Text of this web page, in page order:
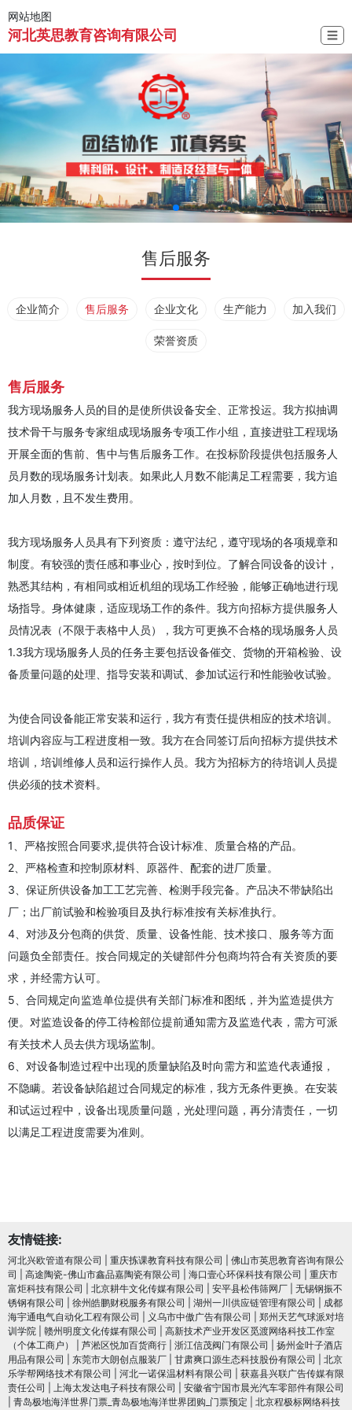
网站地图
河北英思教育咨询有限公司 ☰
售后服务
企业简介 售后服务 企业文化 生产能力 加入我们
荣誉资质
售后服务
我方现场服务人员的目的是使所供设备安全、正常投运。我方拟抽调
技术骨干与服务专家组成现场服务专项工作小组，直接进驻工程现场
开展全面的售前、售中与售后服务工作。在投标阶段提供包括服务人
员月数的现场服务计划表。如果此人月数不能满足工程需要，我方追
加人月数，且不发生费用。
我方现场服务人员具有下列资质：遵守法纪，遵守现场的各项规章和
制度。有较强的责任感和事业心，按时到位。了解合同设备的设计，
熟悉其结构，有相同或相近机组的现场工作经验，能够正确地进行现
场指导。身体健康，适应现场工作的条件。我方向招标方提供服务人
员情况表（不限于表格中人员），我方可更换不合格的现场服务人员
1.3我方现场服务人员的任务主要包括设备催交、货物的开箱检验、设
备质量问题的处理、指导安装和调试、参加试运行和性能验收试验。
为使合同设备能正常安装和运行，我方有责任提供相应的技术培训。
培训内容应与工程进度相一致。我方在合同签订后向招标方提供技术
培训，培训维修人员和运行操作人员。我方为招标方的待培训人员提
供必须的技术资料。
品质保证
1、严格按照合同要求,提供符合设计标准、质量合格的产品。
2、严格检查和控制原材料、原器件、配套的进厂质量。
3、保证所供设备加工工艺完善、检测手段完备。产品决不带缺陷出
厂；出厂前试验和检验项目及执行标准按有关标准执行。
4、对涉及分包商的供货、质量、设备性能、技术接口、服务等方面
问题负全部责任。按合同规定的关键部件分包商均符合有关资质的要
求，并经需方认可。
5、合同规定向监造单位提供有关部门标准和图纸，并为监造提供方
便。对监造设备的停工待检部位提前通知需方及监造代表，需方可派
有关技术人员去供方现场监制。
6、对设备制造过程中出现的质量缺陷及时向需方和监造代表通报，
不隐瞒。若设备缺陷超过合同规定的标准，我方无条件更换。在安装
和试运过程中，设备出现质量问题，光处理问题，再分清责任，一切
以满足工程进度需要为准则。
友情链接:
河北兴欧管道有限公司 重庆拣课教育科技有限公司
佛山市英思教育咨询有限公
司
高途陶瓷-佛山市鑫品嘉陶瓷有限公司 海口壹心环保科技有限公司
重庆市
富炬科技有限公司
北京耕牛文化传媒有限公司 安平县松伟筛网厂
无锡钢振不
锈钢有限公司
徐州皓鹏财税服务有限公司 湖州一川供应链管理有限公司
成都
海宇通电气自动化工程有限公司
义乌市中傲广告有限公司
郑州天艺气球派对培
训学院
赣州明度文化传媒有限公司
高新技术产业开发区觅渡网络科技工作室
（个体工商户）
芦淞区悦加百货商行 浙江信茂阀门有限公司
扬州金叶子酒店
用品有限公司
东莞市大朗创点服装厂 甘肃爽口源生态科技股份有限公司
北京
乐学帮网络技术有限公司
河北一诺保温材料有限公司
获嘉县兴联广告传媒有限
责任公司
上海太发达电子科技有限公司
安徽省宁国市晨光汽车零部件有限公司
青岛极地海洋世界门票_青岛极地海洋世界团购_门票预定
北京程极标网络科技